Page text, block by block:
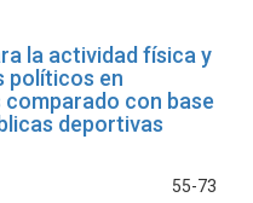
la actividad física y
políticos en
con base
deportivas
55-73